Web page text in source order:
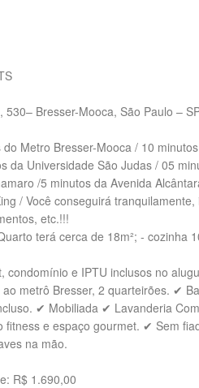
530– Bresser-Mooca, São Paulo –
Metro Bresser-Mooca / 10
da Universidade São Judas / 05
/5 minutos da Avenida
/ Você conseguirá
etc.!!!
terá cerca de 18m²; - cozinha
condomínio e IPTU inclusos no
metrô Bresser, 2 quarteirões. ✔
✔ Mobiliada ✔ Lavanderia
e espaço gourmet. ✔ Sem
na mão.
R$ 1.690,00